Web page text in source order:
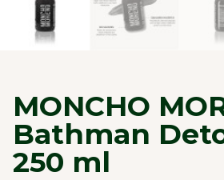
MONCHO
Bathman
250 ml